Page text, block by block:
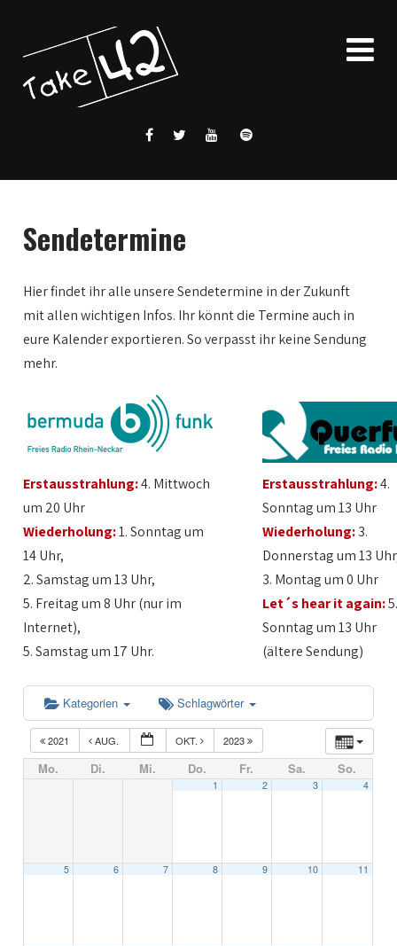
Sendetermine
Hier findet ihr alle unsere Sendetermine in der Zukunft
mit allen wichtigen Infos. Ihr könnt die Termine auch in
eure Kalender exportieren. So verpasst ihr keine Sendung
mehr.
Erstausstrahlung:4. Mittwoch
um 20 Uhr
Wiederholung:1. Sonntag um
14 Uhr,
2. Samstag um 13 Uhr,
5. Freitag um 8 Uhr (nur im
Internet),
5. Samstag um 17 Uhr.
Erstausstrahlung:4.
Sonntag um 13 Uhr
Wiederholung:3.
Donnerstag um 13
3. Montag um 0 Uhr
Let´s hear it again:
Sonntag um 13 Uhr
(ältere Sendung)
Kategorien Schlagwörter
2021 AUG. OKT. 2023
Mo. Di. Mi. Do. Fr. Sa. So.
1 2 3 4
5 6 7 8 9 10 11